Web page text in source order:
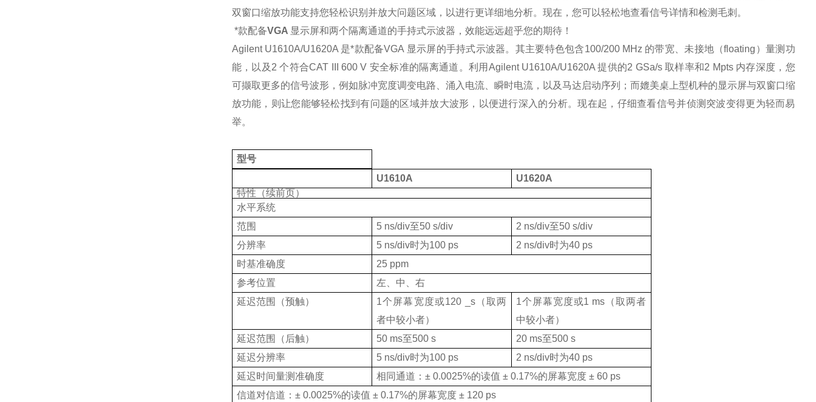
双窗口缩放功能支持您轻松识别并放大问题区域，以进行更详细地分析。现在，您可以轻松地查看信号详情和检测毛刺。
*款配备VGA 显示屏和两个隔离通道的手持式示波器，效能远远超乎您的期待！
Agilent U1610A/U1620A 是*款配备VGA 显示屏的手持式示波器。其主要特色包含100/200 MHz 的带宽、未接地（floating ）量测功
能，以及 2个符合CAT III 600 V 安全标准的隔离通道。利用 Agilent U1610A/U1620A提供的2 GSa/s 取样率和2 Mpts 内存深度，您
可撷取更多的信号波形，例如脉冲宽度调变电路、涌入电流、瞬时电流，以及马达启动序列；而媲美桌上型机种的显示屏与双窗口缩
放功能，则让您能够轻松找到有问题的区域并放大波形，以便进行深入的分析。现在起，仔细查看信号并侦测突波变得更为轻而易
举。
型号
U1610A
U1620A
特性（续前页）
水平系统
范围
5 ns/div至50 s/div 2 ns/div至50 s/div
分辨率
5 ns/div时为100 ps 2 ns/div时为40 ps
时基准确度
25 ppm
参考位置
左、中、右
延迟范围（预触）
1个屏幕宽度或120 _s（取两
者中较小者）
1个屏幕宽度或1 ms （取两者
中较小者）
延迟范围（后触）
50 ms至500 s 20 ms至500 s
延迟分辨率
5 ns/div时为100 ps 2 ns/div时为40 ps
延迟时间量测准确度
相同通道： ± 0.0025%的读值 ± 0.17%的屏幕宽度 ± 60 ps
信道对信道： ± 0.0025%的读值 ± 0.17%的屏幕宽度 ± 120 ps